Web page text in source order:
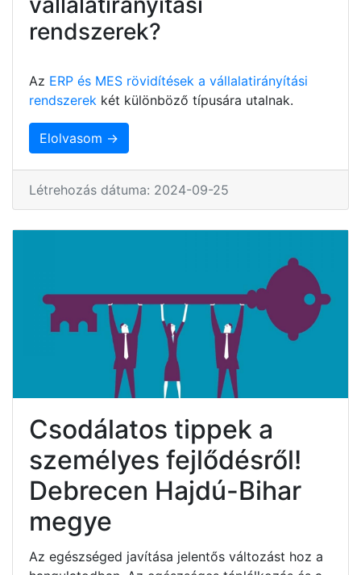
rendszerek?
Az ERP és MES rövidítések a vállalatirányítási
rendszerek két különböző típusára utalnak.
Elolvasom →
Létrehozás dátuma: 2024-09-25
Csodálatos tippek a
személyes fejlődésről!
Debrecen Hajdú-Bihar
megye
Az egészséged javítása jelentős változást hoz a